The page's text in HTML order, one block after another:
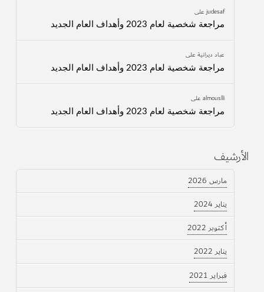
judesafعلى
مراجعة شخصية لعام 2023 وأهداف العام الجديد
عباد ديرانيةعلى
مراجعة شخصية لعام 2023 وأهداف العام الجديد
almouslliعلى
مراجعة شخصية لعام 2023 وأهداف العام الجديد
الأرشيف
مارس 2026
يناير 2024
أكتوبر 2022
يناير 2022
فبراير 2021